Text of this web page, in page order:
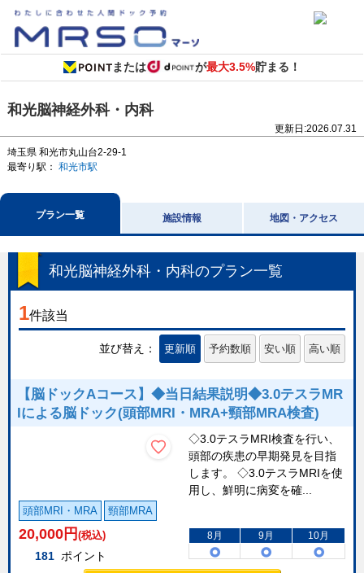
または が最大3.5%貯まる！
和光脳神経外科・内科
更新日:2026.07.31
埼玉県 和光市丸山台2-29-1
最寄り駅： 和光市駅
プラン一覧 施設情報 地図・アクセス
和光脳神経外科・内科のプラン一覧
1件該当
並び替え： 更新順 予約数順 安い順 高い順
【脳ドックAコース】◆当日結果説明◆3.0テスラMR
Iによる脳ドック(頭部MRI・MRA+頸部MRA検査)
◇3.0テスラMRI検査を行い、
頭部の疾患の早期発見を目指
します。 ◇3.0テスラMRIを使
用し、鮮明に病変を確...
頭部MRI・MRA 頸部MRA
20,000 円 (税込)
181 ポイント
8月 9月 10月